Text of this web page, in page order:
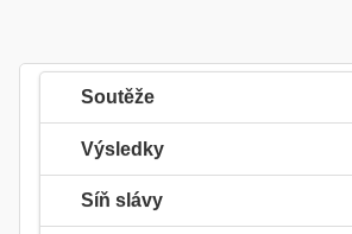
Soutěže
Výsledky
Síň slávy